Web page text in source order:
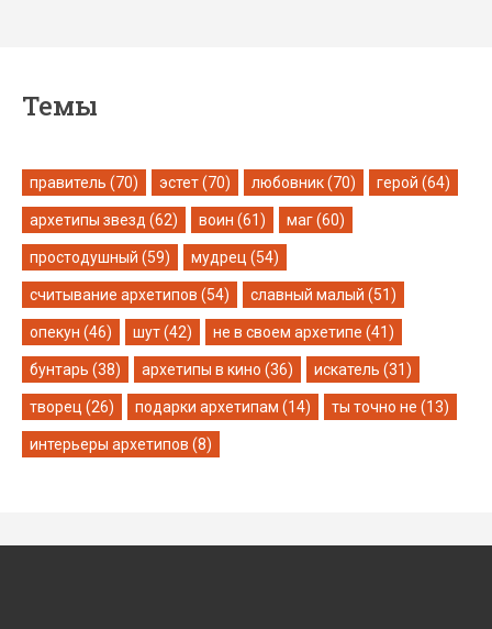
Темы
правитель (70) эстет (70) любовник (70) герой (64)
архетипы звезд (62) воин (61) маг (60)
простодушный (59) мудрец (54)
считывание архетипов (54) славный малый (51)
опекун (46) шут (42) не в своем архетипе (41)
бунтарь (38) архетипы в кино (36) искатель (31)
творец (26) подарки архетипам (14) ты точно не (13)
интерьеры архетипов (8)